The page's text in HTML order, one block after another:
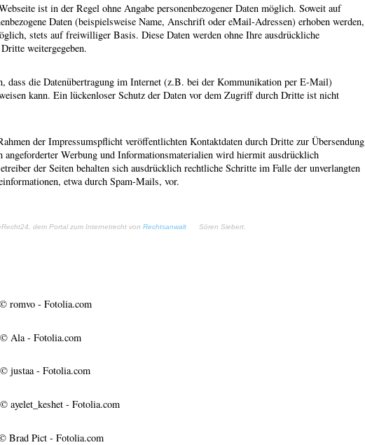
ist in der Regel ohne Angabe personenbezogener Daten möglich. Soweit auf
Daten (beispielsweise Name, Anschrift oder eMail-Adressen) erhoben werden,
stets auf freiwilliger Basis. Diese Daten werden ohne Ihre ausdrückliche
weitergegeben.
dass die Datenübertragung im Internet (z.B. bei der Kommunikation per E-Mail)
kann. Ein lückenloser Schutz der Daten vor dem Zugriff durch Dritte ist nicht
der Impressumspflicht veröffentlichten Kontaktdaten durch Dritte zur Übersendung
angeforderter Werbung und Informationsmaterialien wird hiermit ausdrücklich
der Seiten behalten sich ausdrücklich rechtliche Schritte im Falle der unverlangten
etwa durch Spam-Mails, vor.
dem Portal zum Internetrecht von Rechtsanwalt Sören Siebert.
romvo - Fotolia.com
Ala - Fotolia.com
justaa - Fotolia.com
ayelet_keshet - Fotolia.com
Brad Pict - Fotolia.com